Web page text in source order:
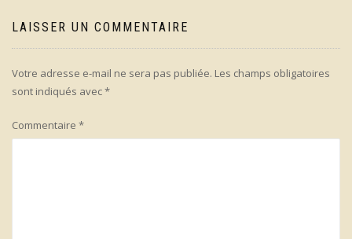
LAISSER UN COMMENTAIRE
Votre adresse e-mail ne sera pas publiée. Les champs obligatoires
sont indiqués avec*
Commentaire *